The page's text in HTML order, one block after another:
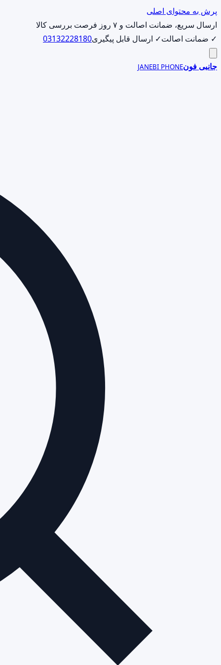
پرش به محتوای اصلی
ارسال سریع، ضمانت اصالت و ۷ روز فرصت بررسی کالا
✓ ضمانت اصالت✓ ارسال قابل پیگیری03132228180
جانبی فونJANEBI PHONE